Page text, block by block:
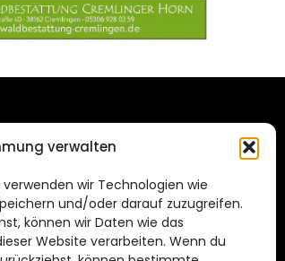
verwalten
wir Technologien wie
und/oder darauf zuzugreifen.
können wir Daten wie das
Website verarbeiten. Wenn du
STADTMAGAZIN
BRAUNSCHWEIG
Richtlinie